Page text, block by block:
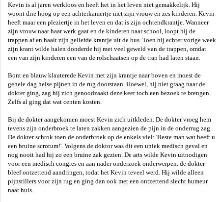
Kevin is al jaren werkloos en heeft het in het leven niet gemakkelijk. Hij
woont drie hoog op een achterkamertje met zijn vrouw en zes kinderen. Kevin
heeft maar een pleziertje in het leven en dat is zijn ochtendkrantje. Wanneer
zijn vrouw naar haar werk gaat en de kinderen naar school, loopt hij de
trappen af en haalt zijn geliefde krantje uit de bus. Toen hij echter vorige week
zijn krant wilde halen donderde hij met veel geweld van de trappen, omdat
een van zijn kinderen een van de rolschaatsen op de trap had laten staan.
Bont en blauw klauterede Kevin met zijn krantje naar boven en moest de
gehele dag helse pijnen in de rug doorstaan. Hoewel, hij niet graag naar de
dokter ging, zag hij zich genoodzaakt deze keer toch een bezoek te brengen.
Zelfs al ging dat wat centen kosten.
Bij de dokter aangekomen moest Kevin zich uitkleden. De dokter vroeg hem
tevens zijn onderbroek te laten zakken aangezien de pijn in de onderrug zag.
De dokter schrok toen de onderbroek op de enkels viel: 'Beste man wat heeft u
een bruine scrotum!'. Volgens de doktor was dit een uniek medisch geval en
nog nooit had hij zo een bruine zak gezien. De arts wilde Kevin uitnodigen
voor een medisch congres en aan nader onderzoek onderwerpen. de dokter
bleef ontzettend aandringen, todat het Kevin teveel werd. Hij wilde alleen
pijnstillers voor zijn rug en ging dan ook met een ontzettend slecht humeur
naar huis.